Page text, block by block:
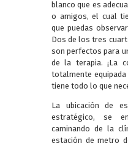
blanco que es
o amigos, el cual
que puedas
Dos de los tres
son perfectos para
de la terapia. ¡La
totalmente
tiene todo lo que
La ubicación de
estratégico, se
caminando de la
estación de metro